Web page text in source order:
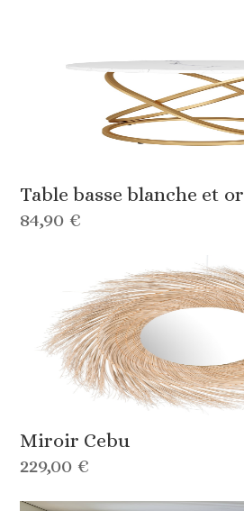
Table basse blanche et or
84,90 €
Miroir Cebu
229,00 €